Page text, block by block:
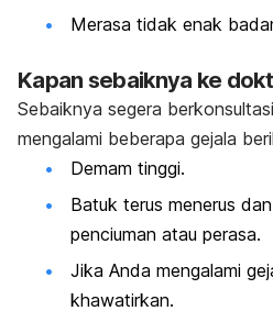
Merasa tidak enak
Kapan sebaiknya ke
Sebaiknya segera
mengalami beberapa gejala
Demam tinggi.
Batuk terus menerus
penciuman atau perasa.
Jika Anda mengalami
khawatirkan.